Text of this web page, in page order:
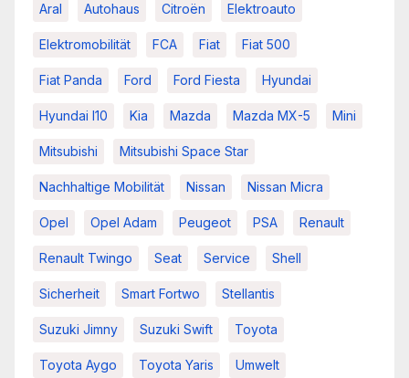
Aral Autohaus Citroën Elektroauto
Elektromobilität FCA Fiat Fiat 500
Fiat Panda Ford Ford Fiesta Hyundai
Hyundai I10 Kia Mazda Mazda MX-5 Mini
Mitsubishi Mitsubishi Space Star
Nachhaltige Mobilität Nissan Nissan Micra
Opel Opel Adam Peugeot PSA Renault
Renault Twingo Seat Service Shell
Sicherheit Smart Fortwo Stellantis
Suzuki Jimny Suzuki Swift Toyota
Toyota Aygo Toyota Yaris Umwelt